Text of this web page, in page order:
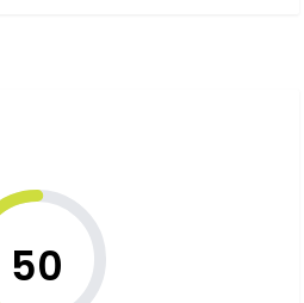
50